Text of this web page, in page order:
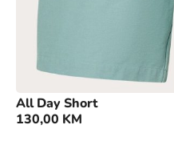
All Day Short
130,00 KM